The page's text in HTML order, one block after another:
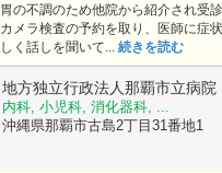
胃の不調のため他院から紹介され受
カメラ検査の予約を取り、医師に症
しく話しを聞いて... 続きを読む
地方独立行政法人那覇市立病院
内科, 小児科, 消化器科, ...
沖縄県那覇市古島2丁目31番地1